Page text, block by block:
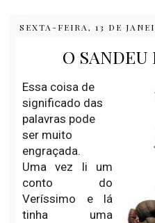
SEXTA-FEIRA, 13 DE
O SANDEU
Essa coisa de
significado das
palavras pode
ser muito
engraçada.
Uma vez li um
conto do
Veríssimo e lá
tinha uma